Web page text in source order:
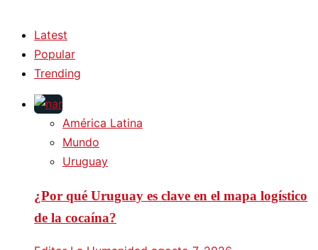
Latest
Popular
Trending
América Latina
Mundo
Uruguay
¿Por qué Uruguay es clave en el mapa logístico
de la cocaína?